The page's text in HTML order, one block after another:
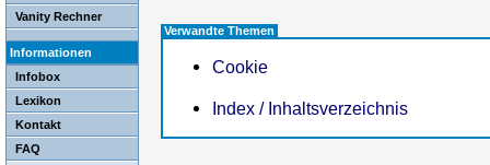
Vanity Rechner
Informationen
Infobox
Lexikon
Kontakt
FAQ
Verwandte Themen
Cookie
Index / Inhaltsverzeichnis